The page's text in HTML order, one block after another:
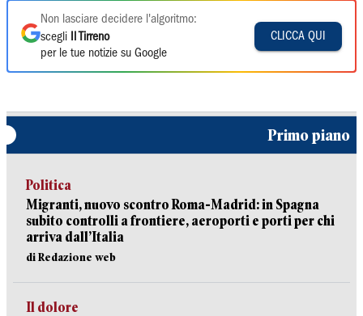
Non lasciare decidere l'algoritmo:
scegli
Il Tirreno
per le tue notizie su Google
CLICCA QUI
Primo piano
Politica
Migranti, nuovo scontro Roma-Madrid: in Spagna
subito controlli a frontiere, aeroporti e porti per chi
arriva dall’Italia
di Redazione web
Il dolore